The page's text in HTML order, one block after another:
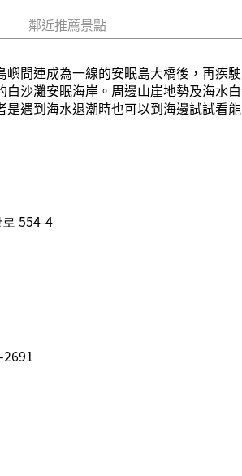
鄰近推薦景點
間連成為一線的安眠島大橋後，再疾
沙灘安眠海岸。周邊山崖地勢及海水
遇到海水退潮時也可以到海邊試試看
554-4